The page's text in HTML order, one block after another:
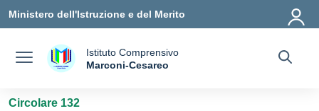
Vai ai contenuti
Vai al menu di navigazione
Vai al footer
Ministero dell'Istruzione e del Merito
Istituto Comprensivo
Marconi-Cesareo
Circolare 132